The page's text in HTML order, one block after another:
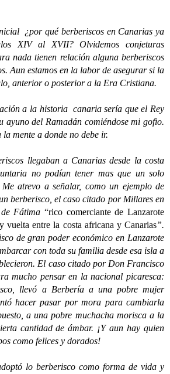
¿por qué berberiscos en Canarias ya
XIV al XVII? Olvidemos conjeturas
nada tienen relación alguna berberiscos
Aun estamos en la labor de asegurar si la
anterior o posterior a la Era Cristiana.
a la historia canaria sería que el Rey
ayuno del Ramadán comiéndose mi gofio.
mente a donde no debe ir.
llegaban a Canarias desde la costa
no podían tener mas que un solo
atrevo a señalar, como un ejemplo de
berberisco, el caso citado por Millares en
Fátima “rico comerciante de Lanzarote
vuelta entre la costa africana y Canarias”.
de gran poder económico en Lanzarote
con toda su familia desde esa isla a
El caso citado por Don Francisco
mucho pensar en la nacional picaresca:
llevó a Berbería a una pobre mujer
hacer pasar por mora para cambiarla
a una pobre muchacha morisca a la
cantidad de ámbar. ¡Y aun hay quien
como felices y dorados!
lo berberisco como forma de vida y